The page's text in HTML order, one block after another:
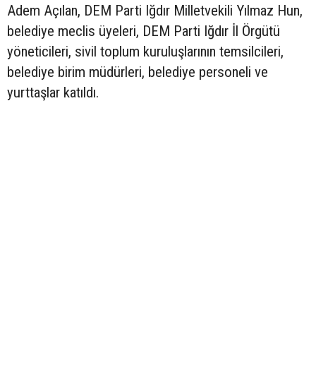
Adem Açılan, DEM Parti Iğdır Milletvekili Yılmaz Hun,
belediye meclis üyeleri, DEM Parti Iğdır İl Örgütü
yöneticileri, sivil toplum kuruluşlarının temsilcileri,
belediye birim müdürleri, belediye personeli ve
yurttaşlar katıldı.